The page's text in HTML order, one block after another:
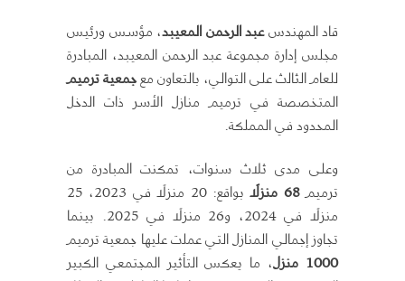
قاد المهندسعبد الرحمن المعيبد، مؤسس ورئيس
مجلس إدارة مجموعة عبد الرحمن المعيبد، المبادرة
للعام الثالث على التوالي، بالتعاون معجمعية ترميم
المتخصصة في ترميم منازل الأسر ذات الدخل
المحدود في المملكة.
وعلى مدى ثلاث سنوات، تمكنت المبادرة من
ترميم68 منزلًا
بواقع: 20 منزلًا في 2023، 25
منزلًا في 2024، و26 منزلًا في 2025. بينما
تجاوز إجمالي المنازل التي عملت عليها جمعية ترميم
1000 منزل
، ما يعكس التأثير المجتمعي الكبير